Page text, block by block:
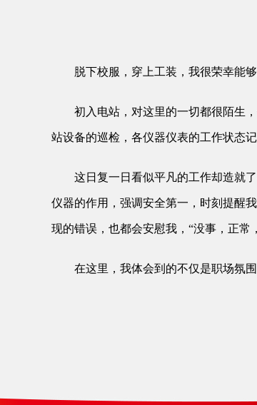
脱下校服，穿上工装，我很荣幸能
初入电站，对这里的一切都很陌生
站设备的巡检，各仪器仪表的工作状态
这日复一日看似平凡的工作却造就
仪器的作用，强调安全第一，时刻提醒
现的错误，也都会安慰我，“没事，正常
在这里，我体会到的不仅是职场氛